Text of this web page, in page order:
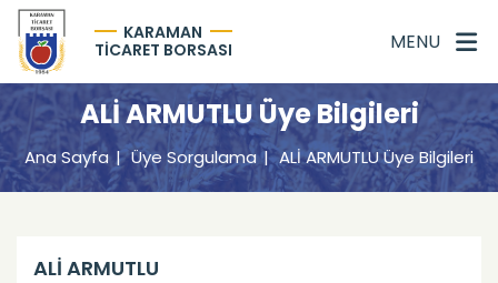
KARAMAN
TİCARET BORSASI
MENU
ALİ ARMUTLU Üye Bilgileri
Ana Sayfa Üye Sorgulama ALİ ARMUTLU Üye Bilgileri
ALİ ARMUTLU